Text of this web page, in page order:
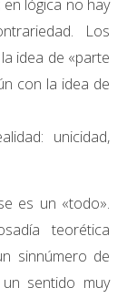
lógica no hay
Los
idea de «parte
con la idea de
unicidad,
es un «todo».
teorética
sinnúmero de
sentido muy